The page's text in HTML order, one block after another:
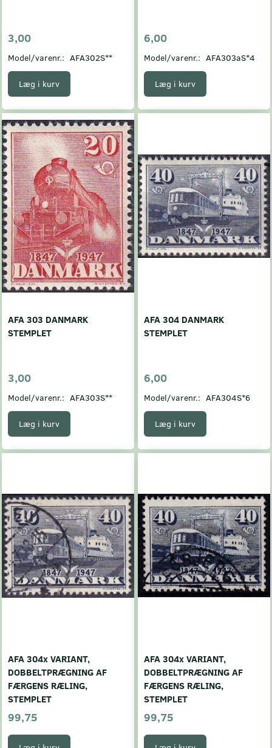
3,00
Model/varenr.: AFA302S**
Læg i kurv
6,00
Model/varenr.: AFA303aS*4
Læg i kurv
AFA 303 DANMARK
STEMPLET
3,00
Model/varenr.: AFA303S**
Læg i kurv
AFA 304 DANMARK
STEMPLET
6,00
Model/varenr.: AFA304S*6
Læg i kurv
AFA 304x VARIANT,
DOBBELTPRÆGNING AF
FÆRGENS RÆLING,
STEMPLET
99,75
AFA 304x VARIANT,
DOBBELTPRÆGNING AF
FÆRGENS RÆLING,
STEMPLET
99,75